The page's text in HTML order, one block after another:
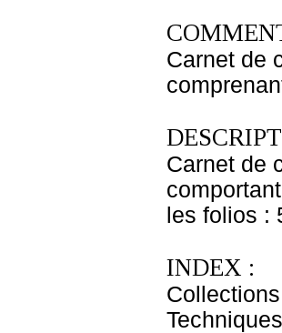
Carnet de
Carnet de
les folios :
INDEX :